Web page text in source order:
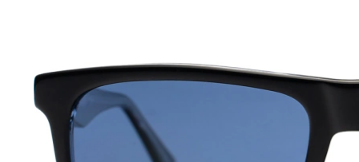
138 mm
Largeur des verres